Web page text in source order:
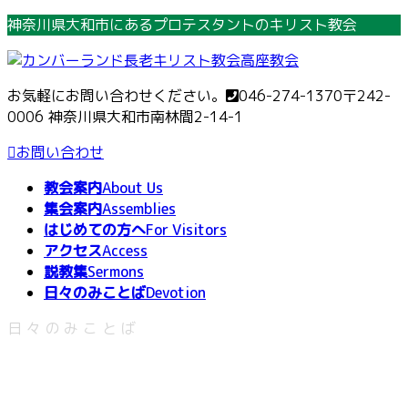
コ
テ
ン
ツ
へ
ス
ナ
ゲ
ー
シ
ョ
ン
神奈川県大和市にあるプロテスタントのキリスト教会
お気軽にお問い合わせください。 046-274-1370〒242-
0006 神奈川県大和市南林間2-14-1
お問い合わせ
教会案内About Us
集会案内Assemblies
はじめての方へFor Visitors
アクセスAccess
説教集Sermons
日々のみことばDevotion
日々のみことば